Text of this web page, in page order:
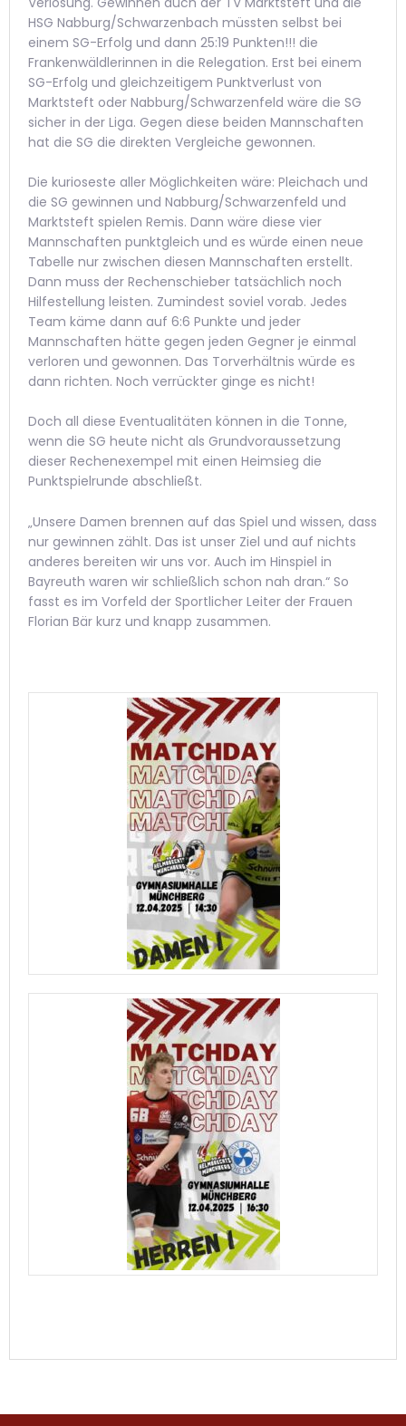
HSG Nabburg/Schwarzenbach müssten selbst bei
einem SG-Erfolg und dann 25:19 Punkten!!! die
Frankenwäldlerinnen in die Relegation. Erst bei einem
SG-Erfolg und gleichzeitigem Punktverlust von
Marktsteft oder Nabburg/Schwarzenfeld wäre die SG
sicher in der Liga. Gegen diese beiden Mannschaften
hat die SG die direkten Vergleiche gewonnen.
Die kurioseste aller Möglichkeiten wäre: Pleichach und
die SG gewinnen und Nabburg/Schwarzenfeld und
Marktsteft spielen Remis. Dann wäre diese vier
Mannschaften punktgleich und es würde einen neue
Tabelle nur zwischen diesen Mannschaften erstellt.
Dann muss der Rechenschieber tatsächlich noch
Hilfestellung leisten. Zumindest soviel vorab. Jedes
Team käme dann auf 6:6 Punkte und jeder
Mannschaften hätte gegen jeden Gegner je einmal
verloren und gewonnen. Das Torverhältnis würde es
dann richten. Noch verrückter ginge es nicht!
Doch all diese Eventualitäten können in die Tonne,
wenn die SG heute nicht als Grundvoraussetzung
dieser Rechenexempel mit einen Heimsieg die
Punktspielrunde abschließt.
„Unsere Damen brennen auf das Spiel und wissen, dass
nur gewinnen zählt. Das ist unser Ziel und auf nichts
anderes bereiten wir uns vor. Auch im Hinspiel in
Bayreuth waren wir schließlich schon nah dran.“ So
fasst es im Vorfeld der Sportlicher Leiter der Frauen
Florian Bär kurz und knapp zusammen.